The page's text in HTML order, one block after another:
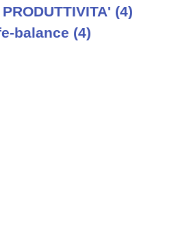
(4)
balance (4)